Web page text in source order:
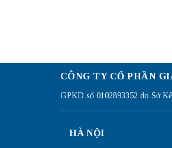
CÔNG TY CỔ PHẦN
GPKD số 0102893352 do Sở
HÀ NỘI